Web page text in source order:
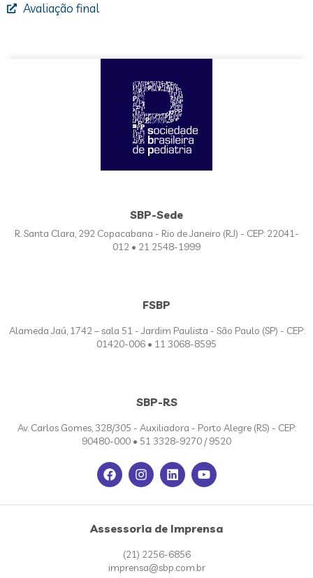
Avaliação final
SBP-Sede
R. Santa Clara, 292 Copacabana - Rio de Janeiro (RJ) - CEP: 22041-
012 • 21 2548-1999
FSBP
Alameda Jaú, 1742 – sala 51 - Jardim Paulista - São Paulo (SP) - CEP:
01420-006 • 11 3068-8595
SBP-RS
Av. Carlos Gomes, 328/305 - Auxiliadora - Porto Alegre (RS) - CEP:
90480-000 • 51 3328-9270 / 9520
Assessoria de Imprensa
(21) 2256-6856
imprensa@sbp.com.br